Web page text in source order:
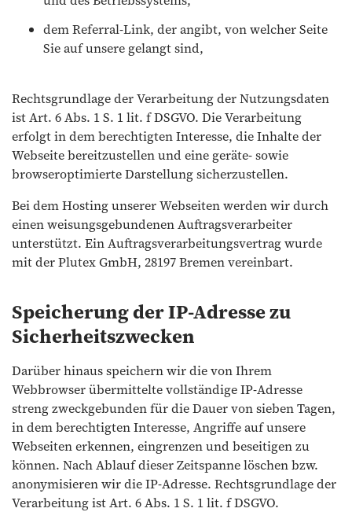
dem Referral-Link, der angibt, von welcher Seite
Sie auf unsere gelangt sind,
​Rechtsgrundlage der Verarbeitung der Nutzungsdaten
ist Art. 6 Abs. 1 S. 1 lit. f DSGVO. Die Verarbeitung
erfolgt in dem berechtigten Interesse, die Inhalte der
Webseite bereitzustellen und eine geräte- sowie
browseroptimierte Darstellung sicherzustellen.
Bei dem Hosting unserer Webseiten werden wir durch
einen weisungsgebundenen Auftragsverarbeiter
unterstützt. Ein Auftragsverarbeitungsvertrag wurde
mit der Plutex GmbH, 28197 Bremen vereinbart.
Speicherung der IP-Adresse zu
Sicherheitszwecken
Darüber hinaus speichern wir die von Ihrem
Webbrowser übermittelte vollständige IP-Adresse
streng zweckgebunden für die Dauer von sieben Tagen,
in dem berechtigten Interesse, Angriffe auf unsere
Webseiten erkennen, eingrenzen und beseitigen zu
können. Nach Ablauf dieser Zeitspanne löschen bzw.
anonymisieren wir die IP-Adresse. Rechtsgrundlage der
Verarbeitung ist Art. 6 Abs. 1 S. 1 lit. f DSGVO.